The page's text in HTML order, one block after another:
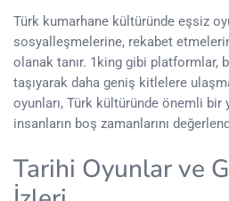
Türk kumarhane kültüründe eşsiz
sosyalleşmelerine, rekabet
olanak tanır. 1king gibi platformlar,
taşıyarak daha geniş kitlelere
oyunları, Türk kültüründe önemli bir
insanların boş zamanlarını
Tarihi Oyunlar ve